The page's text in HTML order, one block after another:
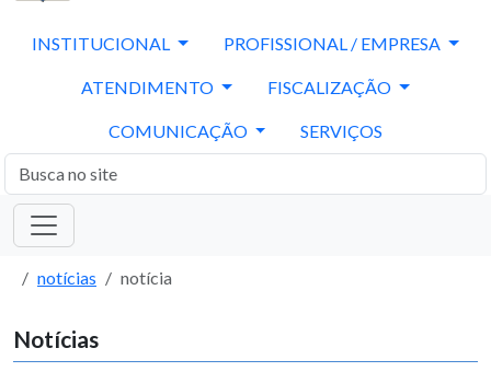
INSTITUCIONAL PROFISSIONAL / EMPRESA
ATENDIMENTO FISCALIZAÇÃO
COMUNICAÇÃO SERVIÇOS
notícias notícia
Notícias